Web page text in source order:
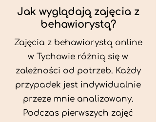
Jak wyglądają zajęcia z
behawiorystą?
Zajęcia z behawiorystą online
w Tychowie różnią się w
zależności od potrzeb. Każdy
przypadek jest indywidualnie
przeze mnie analizowany.
Podczas pierwszych zajęć